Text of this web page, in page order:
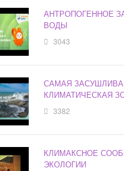
АНТРОПОГЕННОЕ
ВОДЫ
3043
САМАЯ
КЛИМАТИЧЕСКАЯ
3382
КЛИМАКСНОЕ
ЭКОЛОГИИ